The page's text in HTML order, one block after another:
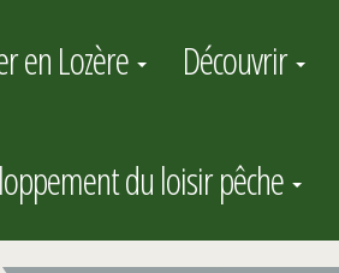
en Lozère Découvrir
du loisir pêche